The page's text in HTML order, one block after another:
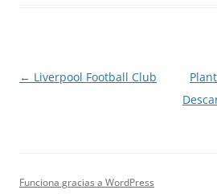
Navegación
← Liverpool Football Club
Funciona gracias a WordPress